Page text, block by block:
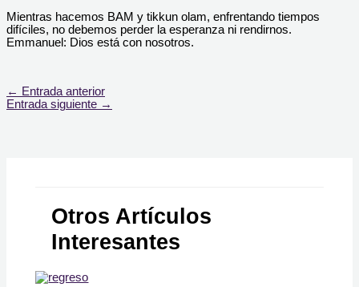
Mientras hacemos BAM y tikkun olam, enfrentando tiempos
difíciles, no debemos perder la esperanza ni rendirnos.
Emmanuel: Dios está con nosotros.
← Entrada anterior
Entrada siguiente →
Otros Artículos
Interesantes